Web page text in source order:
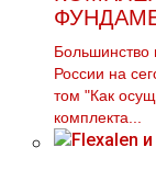
Большинство
России на
том "Как
комплекта...